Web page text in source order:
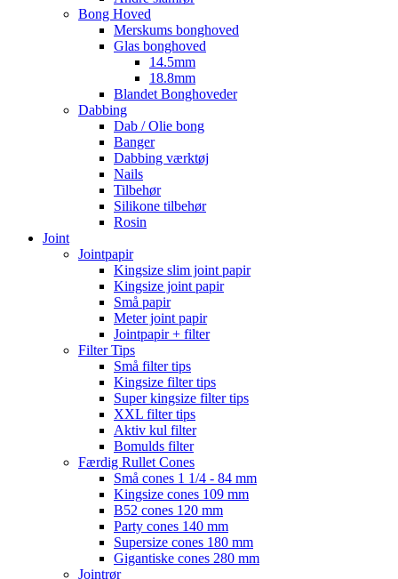
Bong Hoved
Merskums bonghoved
Glas bonghoved
14.5mm
18.8mm
Blandet Bonghoveder
Dabbing
Dab / Olie bong
Banger
Dabbing værktøj
Nails
Tilbehør
Silikone tilbehør
Rosin
Joint
Jointpapir
Kingsize slim joint papir
Kingsize joint papir
Små papir
Meter joint papir
Jointpapir + filter
Filter Tips
Små filter tips
Kingsize filter tips
Super kingsize filter tips
XXL filter tips
Aktiv kul filter
Bomulds filter
Færdig Rullet Cones
Små cones 1 1/4 - 84 mm
Kingsize cones 109 mm
B52 cones 120 mm
Party cones 140 mm
Supersize cones 180 mm
Gigantiske cones 280 mm
Jointrør